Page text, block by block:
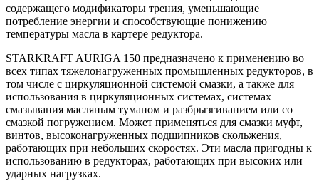
содержащего модификаторы трения, уменьшающие
потребление энергии и способствующие понижению
температуры масла в картере редуктора.
STARKRAFT AURIGA 150 предназначено к применению во
всех типах тяжелонагруженных промышленных редукторов, в
том числе с циркуляционной системой смазки, а также для
использования в циркуляционных системах, системах
смазывания масляным туманом и разбрызгиванием или со
смазкой погружением. Может применяться для смазки муфт,
винтов, высоконагруженных подшипников скольжения,
работающих при небольших скоростях. Эти масла пригодны к
использованию в редукторах, работающих при высоких или
ударных нагрузках.